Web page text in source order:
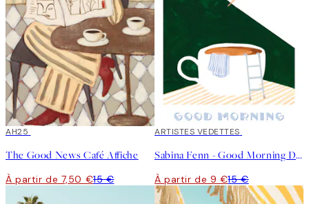
50%*
AH25
The Good News Café Affiche
À partir de 7,50 €15 €
40%*
ARTISTES VEDETTES
Sabina Fenn - Good Morning Dive Affiche
À partir de 9 €15 €